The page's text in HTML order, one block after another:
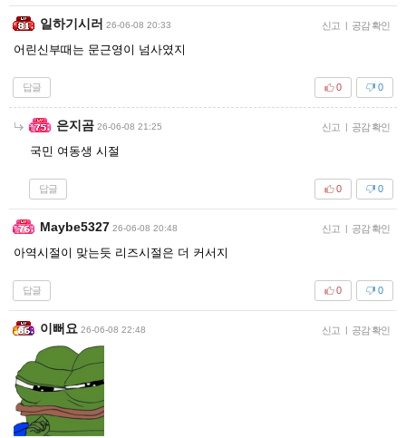
일하기시러 26-06-08 20:33 신고 | 공감 확인
어린신부때는 문근영이 넘사였지
답글 0
0
은지곰 26-06-08 21:25 신고 | 공감 확인
국민 여동생 시절
답글 0
0
Maybe5327 26-06-08 20:48 신고 | 공감 확인
아역시절이 맞는듯 리즈시절은 더 커서지
답글 0
0
이뻐요 26-06-08 22:48 신고 | 공감 확인